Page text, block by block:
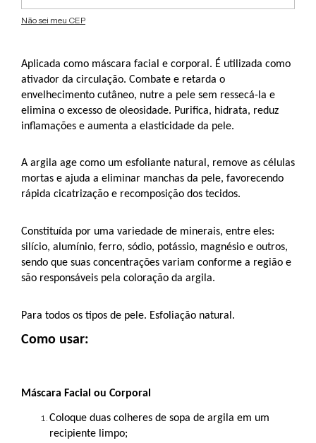
Não sei meu CEP
Aplicada como máscara facial e corporal. É utilizada como
ativador da circulação. Combate e retarda o
envelhecimento cutâneo, nutre a pele sem ressecá-la e
elimina o excesso de oleosidade. Purifica, hidrata, reduz
inflamações e aumenta a elasticidade da pele.
A argila age como um esfoliante natural, remove as células
mortas e ajuda a eliminar manchas da pele, favorecendo
rápida cicatrização e recomposição dos tecidos.
Constituída por uma variedade de minerais, entre eles:
silício, alumínio, ferro, sódio, potássio, magnésio e outros,
sendo que suas concentrações variam conforme a região e
são responsáveis pela coloração da argila.
Para todos os tipos de pele. Esfoliação natural.
Como usar:
Máscara Facial ou Corporal
Coloque duas colheres de sopa de argila em um
recipiente limpo;